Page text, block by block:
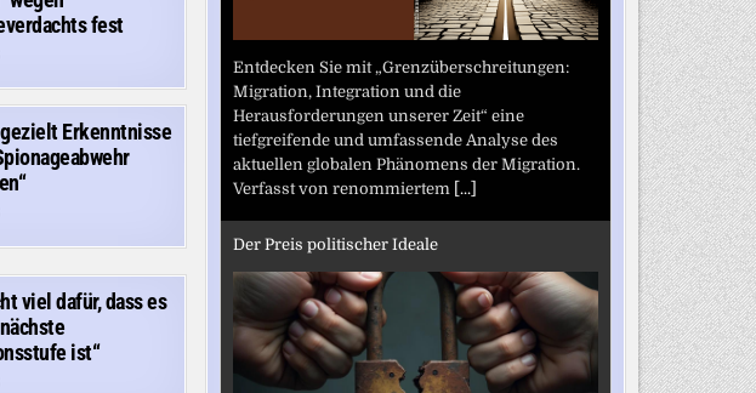
fest
Erkenntnisse
viel dafür, dass es
ist“
Entdecken Sie mit „Grenzüberschreitungen:
Migration, Integration und die
Herausforderungen unserer Zeit“ eine
tiefgreifende und umfassende Analyse des
aktuellen globalen Phänomens der Migration.
Verfasst von renommiertem [...]
Der Preis politischer Ideale